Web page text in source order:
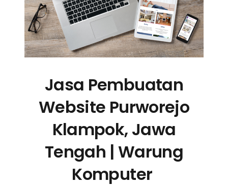
Jasa Pembuatan
Website Purworejo
Klampok, Jawa
Tengah | Warung
Komputer